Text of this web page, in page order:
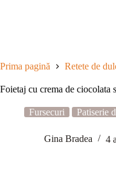
Prima pagină Retete de
Foietaj cu crema de ciocolata
Fursecuri Patiserie
Gina Bradea 4